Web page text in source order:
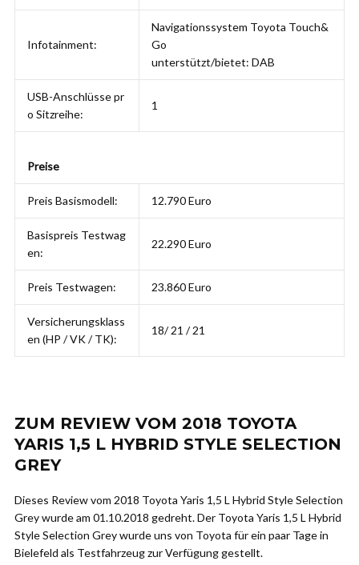
Infotainment:
Navigationssystem Toyota Touch&
Go
unterstützt/bietet: DAB
USB-Anschlüsse pr
o Sitzreihe:
1
Preise
Preis Basismodell: 12.790 Euro
Basispreis Testwag
en:
22.290 Euro
Preis Testwagen: 23.860 Euro
Versicherungsklass
en (HP / VK / TK):
18/ 21 / 21
ZUM REVIEW VOM 2018 TOYOTA
YARIS 1,5 L HYBRID STYLE SELECTION
GREY
Dieses Review vom 2018 Toyota Yaris 1,5 L Hybrid Style Selection
Grey wurde am 01.10.2018 gedreht. Der Toyota Yaris 1,5 L Hybrid
Style Selection Grey wurde uns von Toyota für ein paar Tage in
Bielefeld als Testfahrzeug zur Verfügung gestellt.